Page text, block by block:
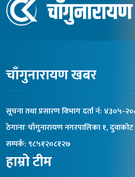
चाँगुनारायण खबर
सूचना तथा प्रसारण विभाग दर्ता नंं: ४३०५-
ठेगानाः चाँगुनारायण नगरपालिका १, दुवाकोट
सम्पर्क: ९८५१२०८१२७
हाम्रो टीम